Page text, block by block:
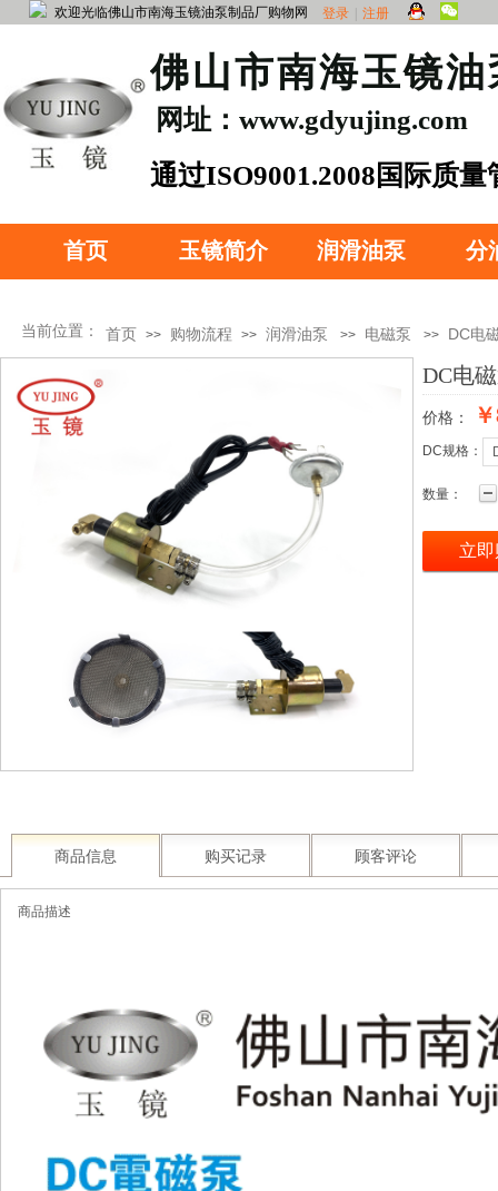
登录 注册
欢迎光临佛山市南海玉镜油泵制品厂购物网
首页 玉镜简介 润滑油泵 分
佛山市南海玉镜
​通过ISO9001.2008国际质
网址：www.gdyujing.com
当前位置： 首页 >> 购物流程 >> 润滑油泵 >> 电磁泵 >> DC电
DC电
价格：
DC规格：
数量：
立
商品信息 购买记录 顾客评论
商品描述